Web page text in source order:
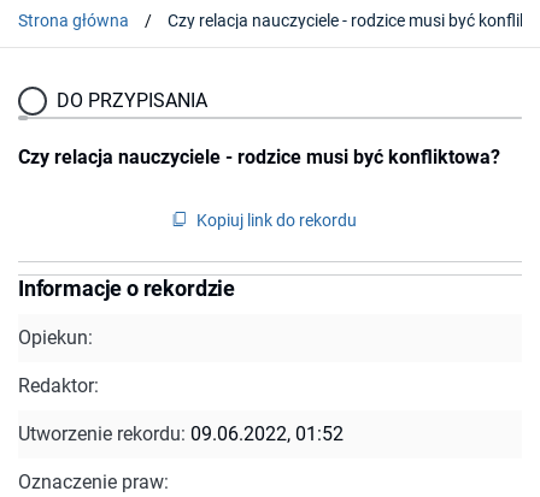
Strona główna
DO PRZYPISANIA
Czy relacja nauczyciele - rodzice musi być konfliktowa?
Kopiuj link do rekordu
Informacje o rekordzie
Opiekun:
Redaktor:
Utworzenie rekordu: 09.06.2022, 01:52
Oznaczenie praw: